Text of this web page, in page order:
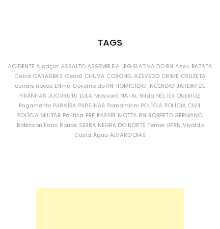
TAGS
ACIDENTE Alcaçuz ASSALTO ASSEMBLEIA LEGISLATIVA DO RN Assu BATATA
Caicó CARAÚBAS Ceará CHUVA CORONEL AZEVEDO CRIME CRUZETA
currais novos Dilma Governo do RN HOMICÍDIO INCÊNDIO JARDIM DE
PIRANHAS JUCURUTU LULA Mossoró NATAL Nilda NÉLTER QUEIROZ
Pagamento PARAÍBA PARELHAS Parnamirim POLÍCIA POLÍCIA CIVIL
POLÍCIA MILITAR Política PRF RAFAEL MOTTA RN ROBERTO GERMANO
Robinson Faria Roubo SERRA NEGRA DO NORTE Temer UFRN Vivaldo
Costa Água ÁLVARO DIAS